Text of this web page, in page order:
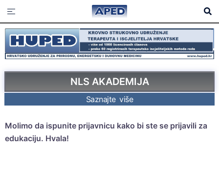
NLS AKADEMIJA
Saznajte više
Molimo da ispunite prijavnicu kako bi ste se prijavili za
edukaciju. Hvala!